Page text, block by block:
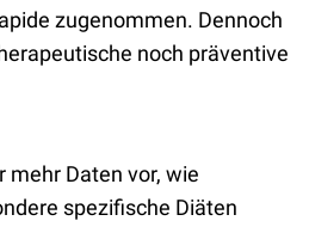
zugenommen. Dennoch
noch präventive
mehr Daten vor, wie
spezifische Diäten